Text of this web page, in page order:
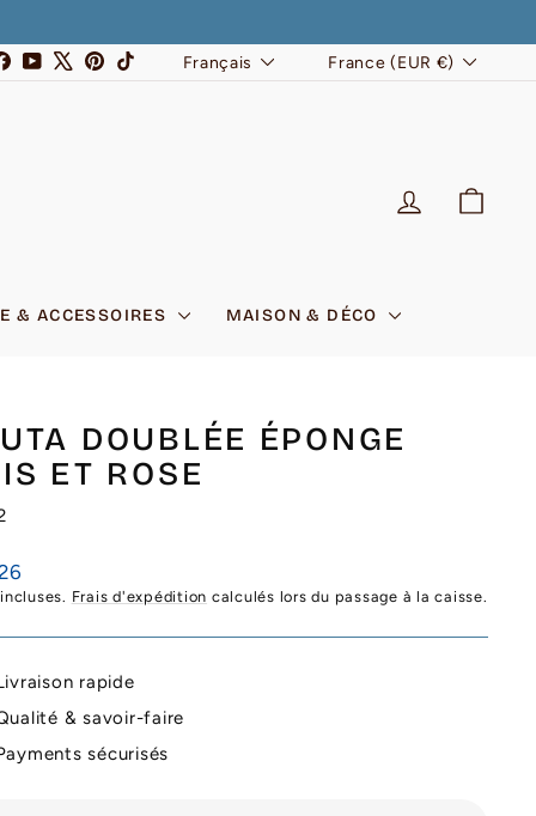
FacebookYouTubePinterest
TikTok LANGUE
Français DEVISE
France (EUR €)
SE
& ACCESSOIRES MAISON & DÉCO
DOUBLÉE ÉPONGE
ET ROSE
Frais d'expédition calculés lors du passage à la caisse.
rapide
& savoir-faire
sécurisés